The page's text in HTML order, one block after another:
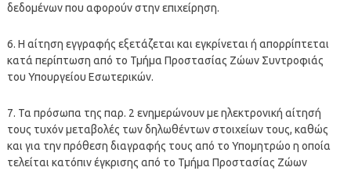
δεδομένων που αφορούν στην επιχείρηση.
6. Η αίτηση εγγραφής εξετάζεται και εγκρίνεται ή απορρίπτεται
κατά περίπτωση από το Τμήμα Προστασίας Ζώων Συντροφιάς
του Υπουργείου Εσωτερικών.
7. Τα πρόσωπα της παρ. 2 ενημερώνουν με ηλεκτρονική αίτησή
τους τυχόν μεταβολές των δηλωθέντων στοιχείων τους, καθώς
και για την πρόθεση διαγραφής τους από το Υπομητρώο η οποία
τελείται κατόπιν έγκρισης από το Τμήμα Προστασίας Ζώων